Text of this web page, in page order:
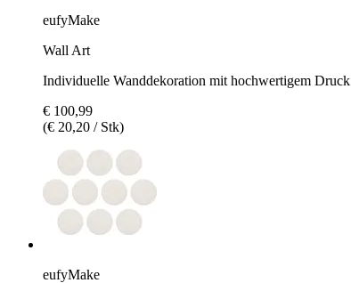
eufyMake
Wall Art
Individuelle Wanddekoration mit hochwertigem Druck
€ 100,99
(€ 20,20 / Stk)
eufyMake